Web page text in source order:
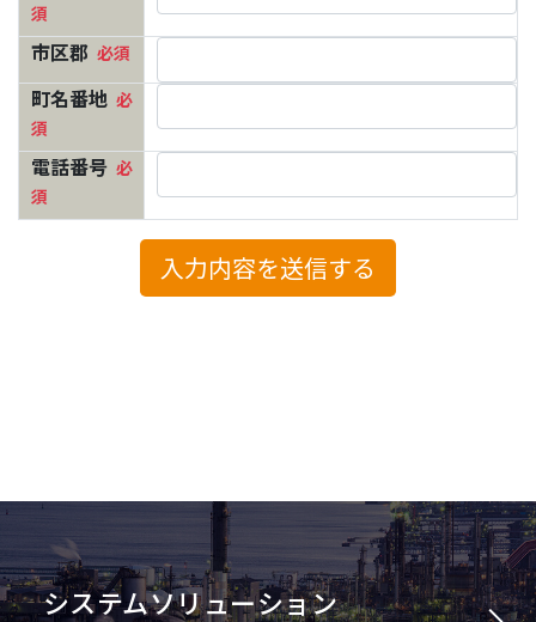
システムソリューション